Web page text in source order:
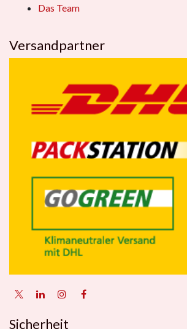
Das Team
Versandpartner
Sicherheit